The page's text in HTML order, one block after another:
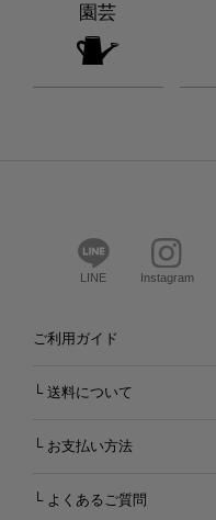
園芸
LINE Instagram
ご利用ガイド
└ 送料について
└ お支払い方法
└ よくあるご質問